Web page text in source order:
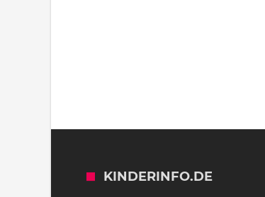
KINDERINFO.DE